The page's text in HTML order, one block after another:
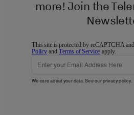
more! Join the
This site is protected by reCAPTCHA
Policy andTerms of Service apply.
We care about your data. See ourprivacy policy.